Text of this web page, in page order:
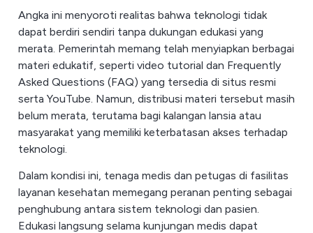
Angka ini menyoroti realitas bahwa teknologi tidak
dapat berdiri sendiri tanpa dukungan edukasi yang
merata. Pemerintah memang telah menyiapkan berbagai
materi edukatif, seperti video tutorial dan Frequently
Asked Questions (FAQ) yang tersedia di situs resmi
serta YouTube. Namun, distribusi materi tersebut masih
belum merata, terutama bagi kalangan lansia atau
masyarakat yang memiliki keterbatasan akses terhadap
teknologi.
Dalam kondisi ini, tenaga medis dan petugas di fasilitas
layanan kesehatan memegang peranan penting sebagai
penghubung antara sistem teknologi dan pasien.
Edukasi langsung selama kunjungan medis dapat